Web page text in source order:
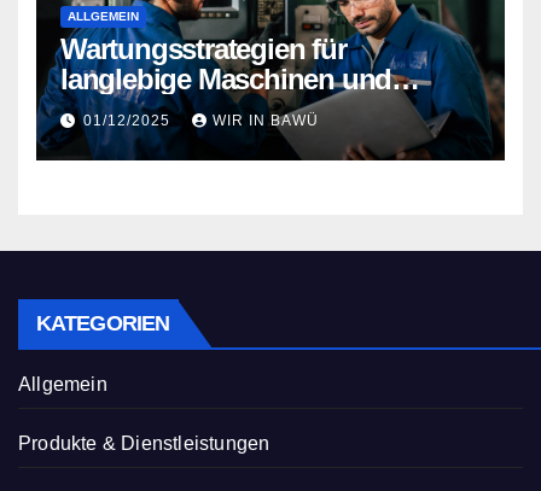
ALLGEMEIN
Wartungsstrategien für
langlebige Maschinen und
Anlagen
01/12/2025 WIR IN BAWÜ
KATEGORIEN
Allgemein
Produkte & Dienstleistungen